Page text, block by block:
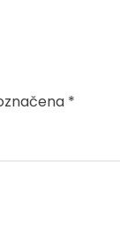
*